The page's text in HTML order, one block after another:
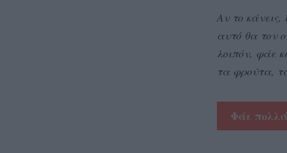
Αν το
αυτό θα τον
λοιπόν, φάε
τα φρούτα,
Φάε